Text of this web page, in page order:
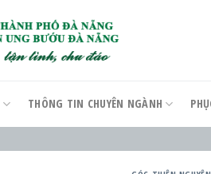
THÔNG TIN CHUYÊN NGÀNH